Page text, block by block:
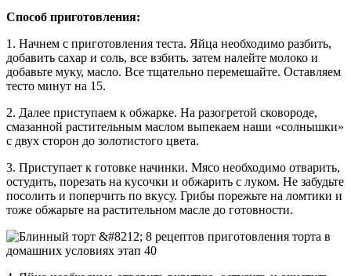
Способ приготовления:
1. Начнем с приготовления теста. Яйца необходимо разбить,
добавить сахар и соль, все взбить. затем налейте молоко и
добавьте муку, масло. Все тщательно перемешайте. Оставляем
тесто минут на 15.
2. Далее приступаем к обжарке. На разогретой сковороде,
смазанной растительным маслом выпекаем наши «солнышки»
с двух сторон до золотистого цвета.
3. Приступает к готовке начинки. Мясо необходимо отварить,
остудить, порезать на кусочки и обжарить с луком. Не забудьте
посолить и поперчить по вкусу. Грибы порежьте на ломтики и
тоже обжарьте на растительном масле до готовности.